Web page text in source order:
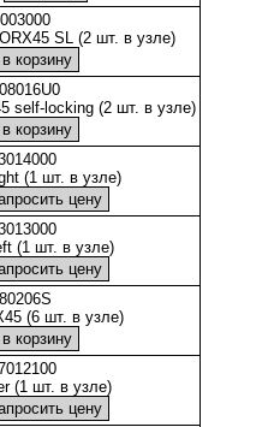
SL (2 шт. в узле)
self-locking (2 шт. в узле)
(1 шт. в узле)
(1 шт. в узле)
(6 шт. в узле)
(1 шт. в узле)